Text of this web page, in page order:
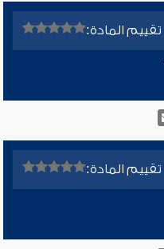
تقييم المادة:
تقييم المادة: